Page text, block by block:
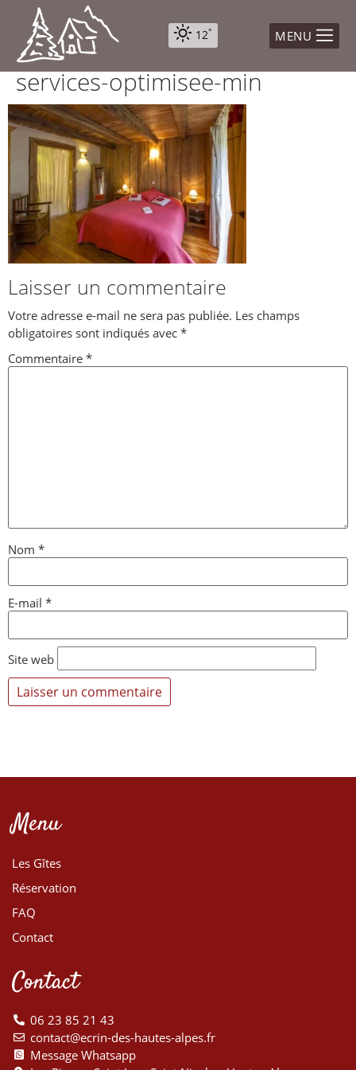
12°
23°
Ven
23°
Sam
25°
Dim
26°
Lun
26°
MENU
services-optimisee-min
Laisser un commentaire
Votre adresse e-mail ne sera pas publiée. Les champs
obligatoires sont indiqués avec *
Commentaire *
Nom *
E-mail *
Site web
Menu
Les Gîtes
Réservation
FAQ
Contact
Contact
06 23 85 21 43
contact@ecrin-des-hautes-alpes.fr
Message Whatsapp